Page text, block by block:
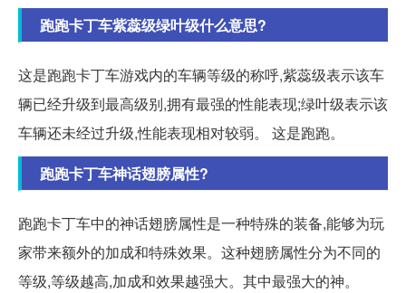
跑跑卡丁车紫蕊级绿叶级什么意思?
这是跑跑卡丁车游戏内的车辆等级的称呼,紫蕊级表示该车
辆已经升级到最高级别,拥有最强的性能表现;绿叶级表示该
车辆还未经过升级,性能表现相对较弱。 这是跑跑。
跑跑卡丁车神话翅膀属性?
跑跑卡丁车中的神话翅膀属性是一种特殊的装备,能够为玩
家带来额外的加成和特殊效果。这种翅膀属性分为不同的
等级,等级越高,加成和效果越强大。其中最强大的神。